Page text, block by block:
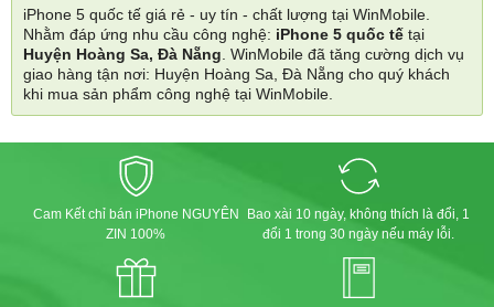
iPhone 5 quốc tế giá rẻ - uy tín - chất lượng tại WinMobile.
Nhằm đáp ứng nhu cầu công nghệ: iPhone 5 quốc tế tại
Huyện Hoàng Sa, Đà Nẵng. WinMobile đã tăng cường dịch vụ
giao hàng tận nơi: Huyện Hoàng Sa, Đà Nẵng cho quý khách
khi mua sản phẩm công nghệ tại WinMobile.
Cam Kết chỉ bán iPhone NGUYÊN
ZIN 100%
Bao xài 10 ngày, không thích là đổi, 1
đổi 1 trong 30 ngày nếu máy lỗi.